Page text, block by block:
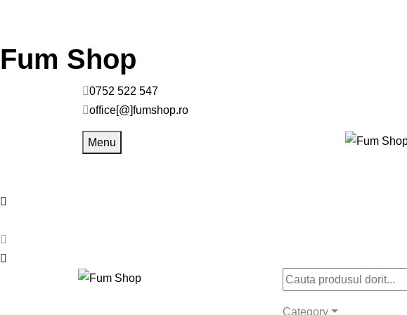
Fum Shop
0752 522 547
office[@]fumshop.ro
Menu
Category